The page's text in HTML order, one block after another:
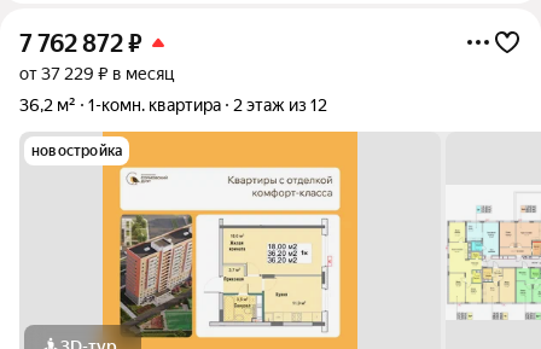
7 762 872₽
от 37 229 ₽ в месяц
36,2 м²
1-комн. квартира 2 этаж из 12
новостройка